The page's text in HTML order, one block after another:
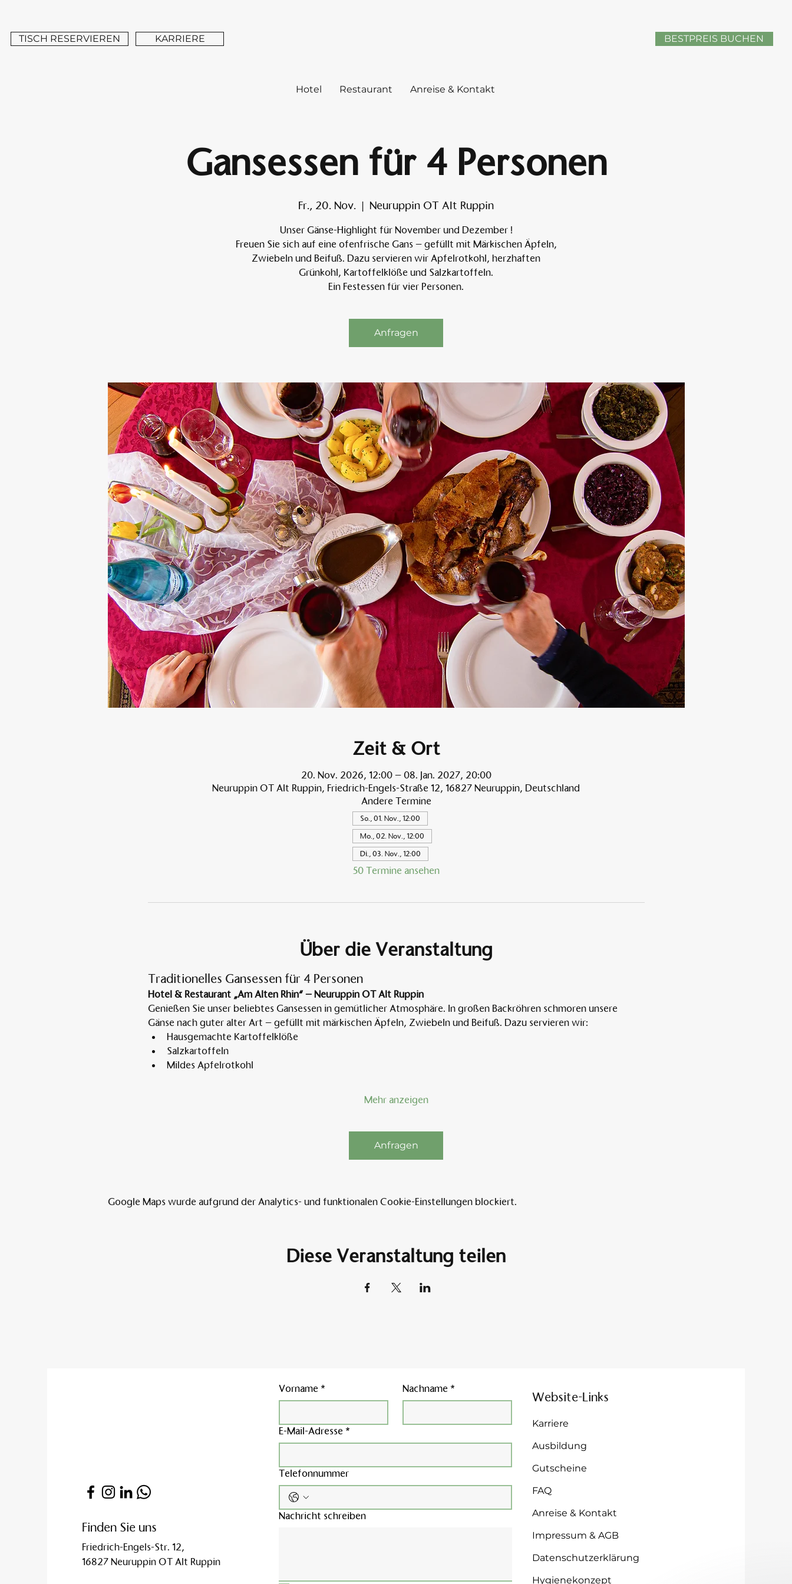
TISCH RESERVIEREN KARRIERE
Am Alten
Hotel und
BESTPREIS BUCHEN
Hotel Restaurant Anreise & Kontakt
Gansessen für 4 Personen
Fr., 20. Nov.
  |
Neuruppin OT Alt Ruppin
Unser Gänse-Highlight für November und Dezember !
Freuen Sie sich auf eine ofenfrische Gans – gefüllt mit Märkischen Äpfeln,
Zwiebeln und Beifuß. Dazu servieren wir Apfelrotkohl, herzhaften
Grünkohl, Kartoffelklöße und Salzkartoffeln.
Ein Festessen für vier Personen.
Anfragen
Zeit & Ort
20. Nov. 2026, 12:00 – 08. Jan. 2027, 20:00
Neuruppin OT Alt Ruppin, Friedrich-Engels-Straße 12, 16827 Neuruppin, Deutschland
Andere Termine
So., 01. Nov., 12:00
Mo., 02. Nov., 12:00
Di., 03. Nov., 12:00
50 Termine ansehen
Über die Veranstaltung
Traditionelles Gansessen für 4 Personen
Hotel & Restaurant „Am Alten Rhin“ – Neuruppin OT Alt Ruppin
Genießen Sie unser beliebtes Gansessen in gemütlicher Atmosphäre. In großen Backröhren schmoren unsere
Gänse nach guter alter Art – gefüllt mit märkischen Äpfeln, Zwiebeln und Beifuß. Dazu servieren wir:
Hausgemachte Kartoffelklöße
Salzkartoffeln
Mildes Apfelrotkohl
Mehr anzeigen
Anfragen
Google Maps wurde aufgrund der Analytics- und funktionalen Cookie-Einstellungen blockiert.
Diese Veranstaltung teilen
Finden Sie uns
Friedrich-Engels-Str. 12,
16827 Neuruppin OT Alt Ruppin
Vorname * Nachname *
E-Mail-Adresse *
Telefonnummer
Nachricht schreiben
Website-Links
Karriere
Ausbildung
Gutscheine
FAQ
Anreise & Kontakt
Impressum & AGB
Datenschutzerklärung
Hygienekonzept